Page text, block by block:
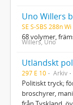
Uno Willers
SE S-SBS 288n Wi
68 volymer,
Willers, Uno
Utländskt
297 E 10 Arkiv
Politiskt tryck;
broschyrer,